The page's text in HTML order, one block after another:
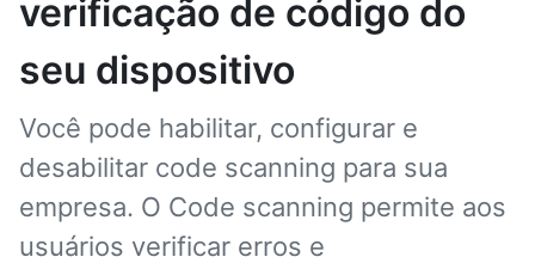
verificação de código do
seu dispositivo
Você pode habilitar, configurar e
desabilitar code scanning para sua
empresa. O Code scanning permite aos
usuários verificar erros e